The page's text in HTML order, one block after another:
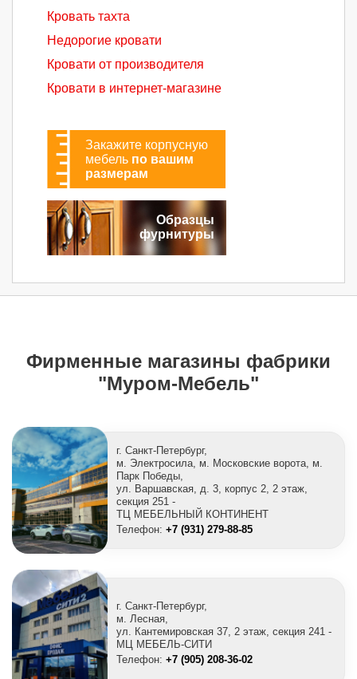
Кровать тахта
Недорогие кровати
Кровати от производителя
Кровати в интернет-магазине
Закажите корпусную
мебель по вашим
размерам
Образцы
фурнитуры
Фирменные магазины фабрики
"Муром-Мебель"
г. Санкт-Петербург,
м. Электросила, м. Московские ворота, м.
Парк Победы,
ул. Варшавская, д. 3, корпус 2, 2 этаж,
секция 251 -
ТЦ МЕБЕЛЬНЫЙ КОНТИНЕНТ
Телефон: +7 (931) 279-88-85
г. Санкт-Петербург,
м. Лесная,
ул. Кантемировская 37, 2 этаж, секция 241 -
МЦ МЕБЕЛЬ-СИТИ
Телефон: +7 (905) 208-36-02